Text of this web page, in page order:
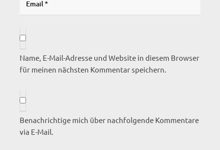
Name, E-Mail-Adresse und Website in diesem Browser
für meinen nächsten Kommentar speichern.
Benachrichtige mich über nachfolgende Kommentare
via E-Mail.